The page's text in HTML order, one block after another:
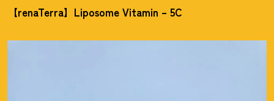
【renaTerra】Liposome Vitamin – 5C